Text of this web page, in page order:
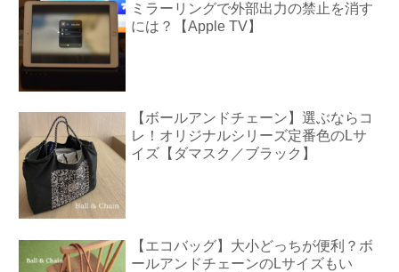
ミラーリングで外部出力の禁止を消す
には？【Apple TV】
【ボールアンドチェーン】選ぶならコ
レ！オリジナルシリーズ定番色のLサ
イズ【ダマスク／ブラック】
【エコバッグ】大小どっちが便利？ボ
ールアンドチェーンのLサイズもい